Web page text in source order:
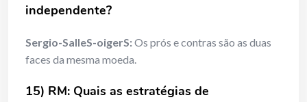
independente?
Sergio-SalleS-oigerS:Os prós e contras são as duas
faces da mesma moeda.
15) RM: Quais as estratégias de